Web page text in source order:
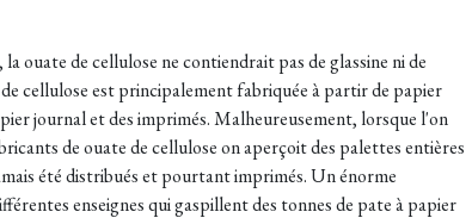
ouate de cellulose ne contiendrait pas de glassine ni de
cellulose est principalement fabriquée à partir de papier
journal et des imprimés. Malheureusement, lorsque l'on
de ouate de cellulose on aperçoit des palettes entières
été distribués et pourtant imprimés. Un énorme
enseignes qui gaspillent des tonnes de pate à papier